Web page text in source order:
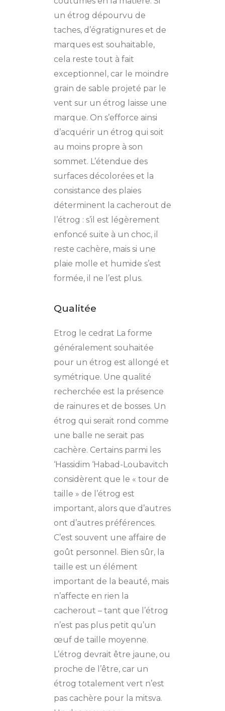
un étrog dépourvu de
taches, d’égratignures et de
marques est souhaitable,
cela reste tout à fait
exceptionnel, car le moindre
grain de sable projeté par le
vent sur un étrog laisse une
marque. On s’efforce ainsi
d’acquérir un étrog qui soit
au moins propre à son
sommet. L’étendue des
surfaces décolorées et la
consistance des plaies
déterminent la cacherout de
l’étrog : s’il est légèrement
enfoncé suite à un choc, il
reste cachère, mais si une
plaie molle et humide s’est
formée, il ne l’est plus.
Qualitée
Etrog le cedrat La forme
généralement souhaitée
pour un étrog est allongé et
symétrique. Une qualité
recherchée est la présence
de rainures et de bosses. Un
étrog qui serait rond comme
une balle ne serait pas
cachère. Certains parmi les
‘Hassidim ‘Habad-Loubavitch
considèrent que le « tour de
taille » de l’étrog est
important, alors que d’autres
ont d’autres préférences.
C’est souvent une affaire de
goût personnel. Bien sûr, la
taille est un élément
important de la beauté, mais
n’affecte en rien la
cacherout – tant que l’étrog
n’est pas plus petit qu’un
œuf de taille moyenne.
L’étrog devrait être jaune, ou
proche de l’être, car un
étrog totalement vert n’est
pas cachère pour la mitsva.